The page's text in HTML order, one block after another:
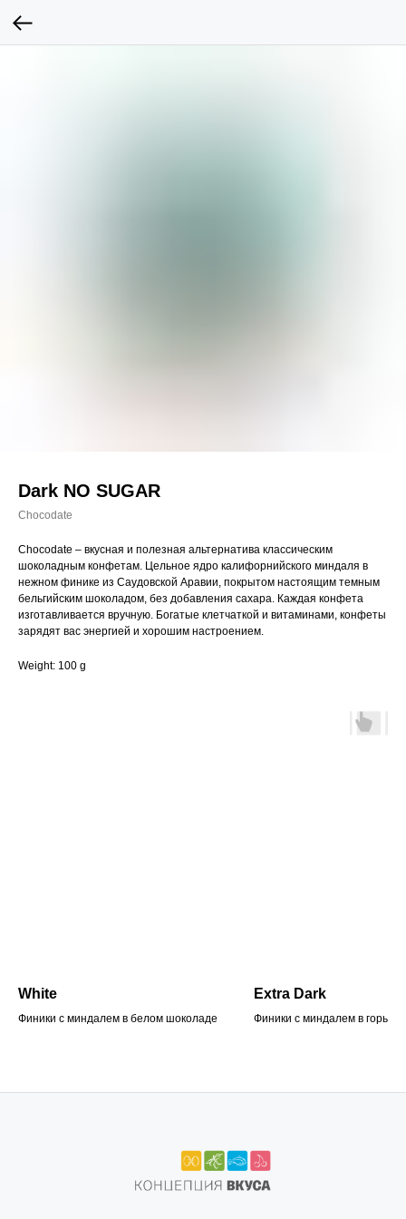
Dark NO SUGAR
Chocodate
Chocodate – вкусная и полезная альтернатива классическим
шоколадным конфетам. Цельное ядро калифорнийского миндаля в
нежном финике из Саудовской Аравии, покрытом настоящим темным
бельгийским шоколадом, без добавления сахара. Каждая конфета
изготавливается вручную. Богатые клетчаткой и витаминами, конфеты
зарядят вас энергией и хорошим настроением.
Weight: 100 g
White
Финики с миндалем в белом шоколаде
Extra Dark
Финики с миндалем в горьком